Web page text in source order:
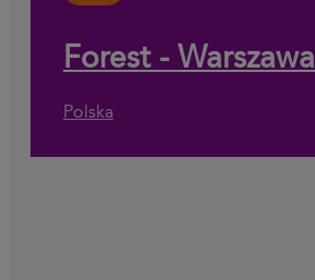
Forest - Warszawa
Polska